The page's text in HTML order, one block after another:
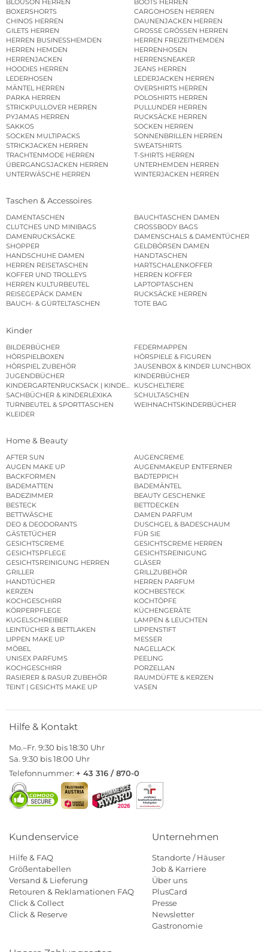
BOXERSHORTS
CARGOHOSEN HERREN
CHINOS HERREN
DAUNENJACKEN HERREN
GILETS HERREN
GROSSE GRÖSSEN HERREN
HERREN BUSINESSHEMDEN
HERREN FREIZEITHEMDEN
HERREN HEMDEN
HERRENHOSEN
HERRENJACKEN
HERRENSNEAKER
HOODIES HERREN
JEANS HERREN
LEDERHOSEN
LEDERJACKEN HERREN
MÄNTEL HERREN
OVERSHIRTS HERREN
PARKA HERREN
POLOSHIRTS HERREN
STRICKPULLOVER HERREN
PULLUNDER HERREN
PYJAMAS HERREN
RUCKSÄCKE HERREN
SAKKOS
SOCKEN HERREN
SOCKEN MULTIPACKS
SONNENBRILLEN HERREN
STRICKJACKEN HERREN
SWEATSHIRTS
TRACHTENMODE HERREN
T-SHIRTS HERREN
ÜBERGANGSJACKEN HERREN
UNTERHEMDEN HERREN
UNTERWÄSCHE HERREN
WINTERJACKEN HERREN
Taschen & Accessoires
DAMENTASCHEN
BAUCHTASCHEN DAMEN
CLUTCHES UND MINIBAGS
CROSSBODY BAGS
DAMENRUCKSÄCKE
DAMENSCHALS & DAMENTÜCHER
SHOPPER
GELDBÖRSEN DAMEN
HANDSCHUHE DAMEN
HANDTASCHEN
HERREN REISETASCHEN
HARTSCHALENKOFFER
KOFFER UND TROLLEYS
HERREN KOFFER
HERREN KULTURBEUTEL
LAPTOPTASCHEN
REISEGEPÄCK DAMEN
RUCKSÄCKE HERREN
BAUCH- & GÜRTELTASCHEN
TOTE BAG
Kinder
BILDERBÜCHER
FEDERMAPPEN
HÖRSPIELBOXEN
HÖRSPIELE & FIGUREN
HÖRSPIEL ZUBEHÖR
JAUSENBOX & KINDER LUNCHBOX
JUGENDBÜCHER
KINDERBÜCHER
KINDERGARTENRUCKSACK | KINDERGARTENBEUTEL
KUSCHELTIERE
SACHBÜCHER & KINDERLEXIKA
SCHULTASCHEN
TURNBEUTEL & SPORTTASCHEN
WEIHNACHTSKINDERBÜCHER
KLEIDER
Home & Beauty
AFTER SUN
AUGENCREME
AUGEN MAKE UP
AUGENMAKEUP ENTFERNER
BACKFORMEN
BADTEPPICH
BADEMATTEN
BADEMÄNTEL
BADEZIMMER
BEAUTY GESCHENKE
BESTECK
BETTDECKEN
BETTWÄSCHE
DAMEN PARFUM
DEO & DEODORANTS
DUSCHGEL & BADESCHAUM
GÄSTETÜCHER
FÜR SIE
GESICHTSCREME
GESICHTSCREME HERREN
GESICHTSPFLEGE
GESICHTSREINIGUNG
GESICHTSREINIGUNG HERREN
GLÄSER
GRILLER
GRILLZUBEHÖR
HANDTÜCHER
HERREN PARFUM
KERZEN
KOCHBESTECK
KOCHGESCHIRR
KOCHTÖPFE
KÖRPERPFLEGE
KÜCHENGERÄTE
KUGELSCHREIBER
LAMPEN & LEUCHTEN
LEINTÜCHER & BETTLAKEN
LIPPENSTIFT
LIPPEN MAKE UP
MESSER
MÖBEL
NAGELLACK
UNISEX PARFUMS
PEELING
KOCHGESCHIRR
PORZELLAN
RASIERER & RASUR ZUBEHÖR
RAUMDÜFTE & KERZEN
TEINT | GESICHTS MAKE UP
VASEN
Hilfe & Kontakt
Mo.–Fr. 9:30 bis 18:30 Uhr
Sa. 9:30 bis 18:00 Uhr
Telefonnummer: + 43 316 / 870-0
Kundenservice
Hilfe & FAQ
Größentabellen
Versand & Lieferung
Retouren & Reklamationen FAQ
Click & Collect
Click & Reserve
Unternehmen
Standorte / Häuser
Job & Karriere
Über uns
PlusCard
Presse
Newsletter
Gastronomie